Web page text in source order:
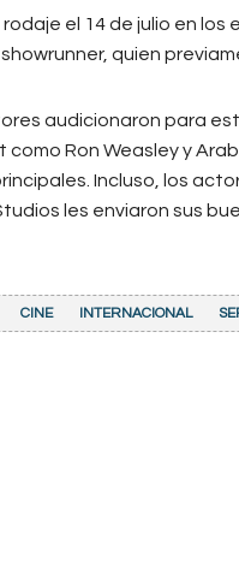
el 14 de julio en
quien
audicionaron para
Ron Weasley y
Incluso, los
les enviaron sus
CINE INTERNACIONAL